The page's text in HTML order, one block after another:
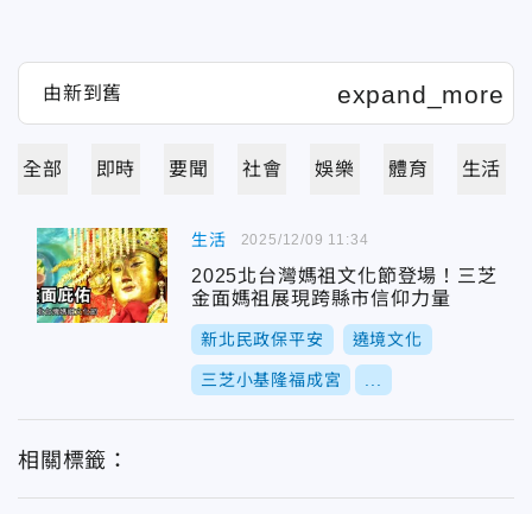
全部 即時 要聞 社會 娛樂 體育 生活
生活
2025北台灣媽祖文化節登場！三芝
金面媽祖展現跨縣市信仰力量
新北民政保平安 遶境文化
三芝小基隆福成宮
2025/12/09 11:34
相關標籤：